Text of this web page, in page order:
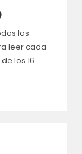
las
leer cada
los 16